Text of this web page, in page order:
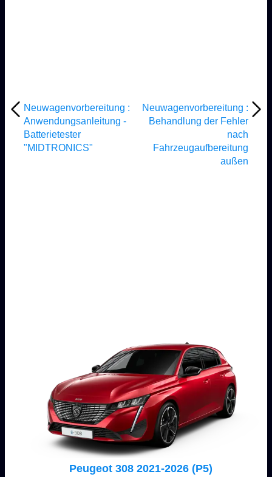
Neuwagenvorbereitung :
Anwendungsanleitung -
Batterietester
"MIDTRONICS"
Neuwagenvorbereitung :
Behandlung der Fehler
nach
Fahrzeugaufbereitung
außen
Peugeot 308 2021-2026 (P5)